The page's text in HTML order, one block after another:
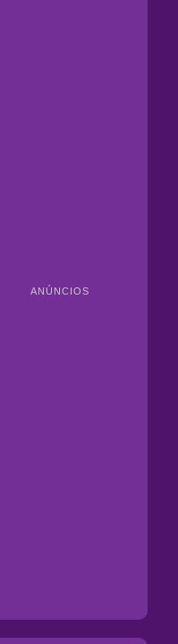
ANÚNCIOS